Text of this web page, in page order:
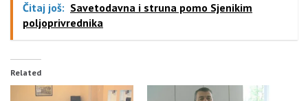
Čitaj još: Savetodavna i struna pomo Sjenikim
poljoprivrednika
Related